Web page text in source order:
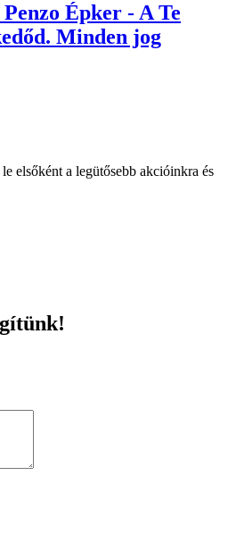
Épker - A Te
Minden jog
elsőként a legütősebb akcióinkra és